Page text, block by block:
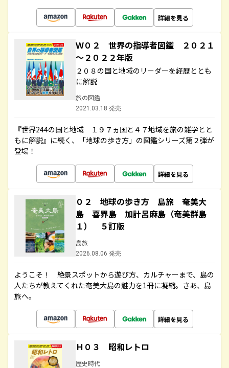
詳細を見る
Ｗ０２ 世界の指導者図鑑 ２０２１
～２０２２年版
２０８の国と地域のリーダーを経歴ととも
に解説
旅の図鑑
2021.03.18 発売
『世界244の国と地域 １９７ヵ国と４７地域を旅の雑学とと
もに解説』に続く、「地球の歩き方」の図鑑シリーズ第２弾が
登場！
詳細を見る
０２ 地球の歩き方 島旅 奄美大
島 喜界島 加計呂麻島（奄美群島
１） ５訂版
島旅
2026.08.06 発売
ようこそ！ 絶景スポットから遊び方、カルチャーまで、島の
人たちが教えてくれた奄美大島の魅力を1冊に凝縮。さあ、島
旅へ。
詳細を見る
Ｈ０３ 昭和レトロ
歴史時代